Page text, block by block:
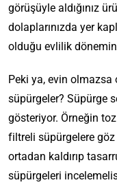
görüşüyle aldığınız
dolaplarınızda yer
olduğu evlilik
Peki ya, evin olmazsa
süpürgeler? Süpürge
gösteriyor. Örneğin
filtreli süpürgelere
ortadan kaldırıp
süpürgeleri